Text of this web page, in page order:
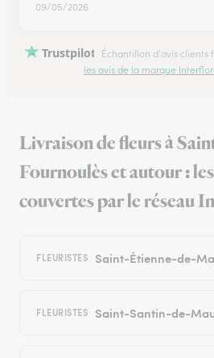
09/05/2026
Trustpilot Échantillon d'avis clients
les avis de la marque
Livraison de fleurs à
Fournoulès et autour :
couvertes par le réseau
FLEURISTES Saint-Étienne-de-
FLEURISTES Saint-Santin-de-